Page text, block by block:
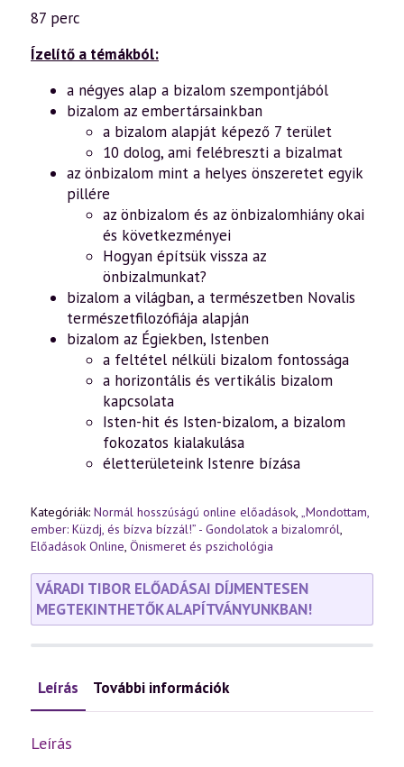
—
„Mondottam,
Küzdj,
bízzál!”
Gondolatok
bizalomról
pszichológia,
rész
(2022.07.08.)
mennyiség
87 perc
Ízelítő a témákból:
a négyes alap a bizalom szempontjából
bizalom az embertársainkban
a bizalom alapját képező 7 terület
10 dolog, ami felébreszti a bizalmat
az önbizalom mint a helyes önszeretet egyik
pillére
az önbizalom és az önbizalomhiány okai
és következményei
Hogyan építsük vissza az
önbizalmunkat?
bizalom a világban, a természetben Novalis
természetfilozófiája alapján
bizalom az Égiekben, Istenben
a feltétel nélküli bizalom fontossága
a horizontális és vertikális bizalom
kapcsolata
Isten-hit és Isten-bizalom, a bizalom
fokozatos kialakulása
életterületeink Istenre bízása
Kategóriák: Normál hosszúságú online előadások, „Mondottam,
ember: Küzdj, és bízva bízzál!” - Gondolatok a bizalomról,
Előadások Online, Önismeret és pszichológia
VÁRADI TIBOR ELŐADÁSAI DÍJMENTESEN
MEGTEKINTHETŐK ALAPÍTVÁNYUNKBAN!
Leírás További információk
Leírás